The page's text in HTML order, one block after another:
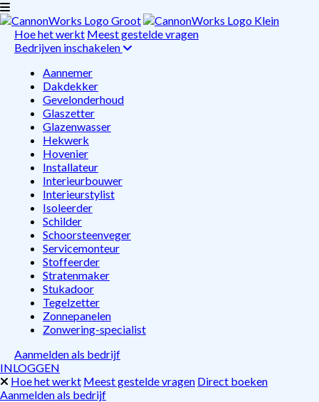
Hoe het werkt Meest gestelde vragen
Bedrijven inschakelen
Aannemer
Dakdekker
Gevelonderhoud
Glaszetter
Glazenwasser
Hekwerk
Hovenier
Installateur
Interieurbouwer
Interieurstylist
Isoleerder
Schilder
Schoorsteenveger
Servicemonteur
Stoffeerder
Stratenmaker
Stukadoor
Tegelzetter
Zonnepanelen
Zonwering-specialist
Aanmelden als bedrijf
INLOGGEN
Hoe het werkt Meest gestelde vragen Direct boeken
Aanmelden als bedrijf